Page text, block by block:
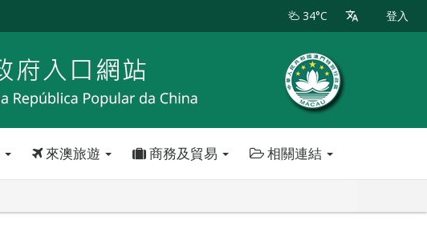
34°C 登入
來澳旅遊 商務及貿易 相關連結